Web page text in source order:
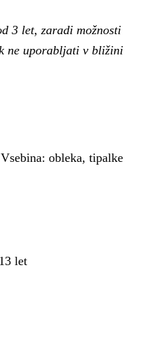
3 let, zaradi možnosti
ne uporabljati v bližini
obleka, tipalke
let